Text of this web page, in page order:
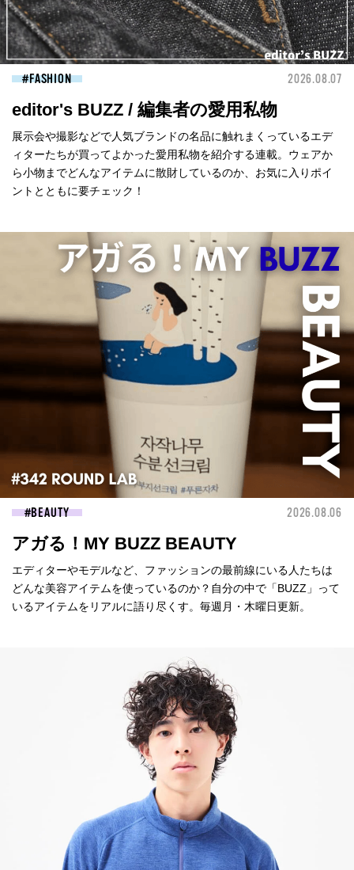
FASHION 2026.08.07
editor's BUZZ / 編集者の愛用私物
展示会や撮影などで人気ブランドの名品に触れまくっているエデ
ィターたちが買ってよかった愛用私物を紹介する連載。ウェアか
ら小物までどんなアイテムに散財しているのか、お気に入りポイ
ントとともに要チェック！
BEAUTY 2026.08.06
アガる！MY BUZZ BEAUTY
エディターやモデルなど、ファッションの最前線にいる人たちは
どんな美容アイテムを使っているのか？自分の中で「BUZZ」って
いるアイテムをリアルに語り尽くす。毎週月・木曜日更新。